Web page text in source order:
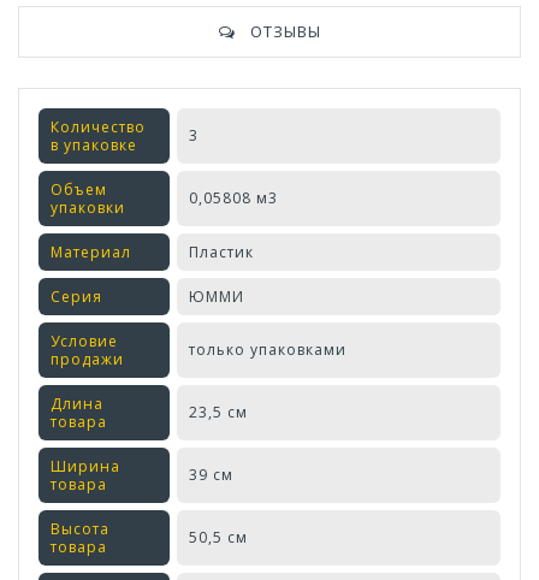
ОТЗЫВЫ
Количество
в упаковке
3
Объем
упаковки
0,05808 м3
Материал Пластик
Серия ЮММИ
Условие
продажи
только упаковками
Длина
товара
23,5 см
Ширина
товара
39 см
Высота
товара
50,5 см